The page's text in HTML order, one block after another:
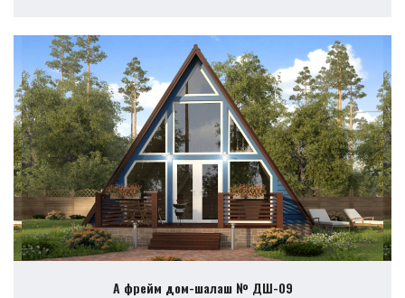
А фрейм дом-шалаш № ДШ-09